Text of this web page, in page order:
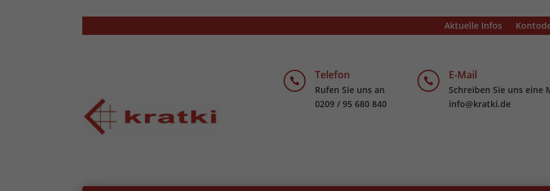
Aktuelle Infos
 Telefon
Rufen Sie uns an
0209 / 95 680 840
 E-Mail
Schreiben Sie uns eine
info@kratki.de